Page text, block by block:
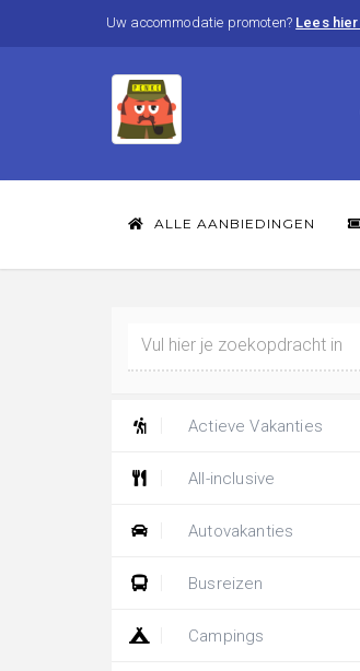
Uw accommodatie promoten? Lees
ALLE AANBIEDINGEN
Actieve Vakanties
All-inclusive
Autovakanties
Busreizen
Campings